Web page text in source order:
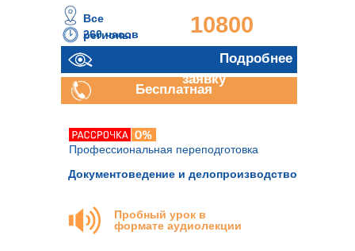
Документоведение и делопроизводство
Профессиональная переподготовка
260 часов
10800
руб.
Отправить
заявку
Все
регионы
Подробнее
Бесплатная
Пробный урок в
формате аудиолекции